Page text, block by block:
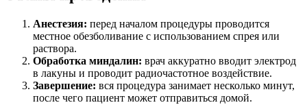
Анестезия: перед началом процедуры проводится
местное обезболивание с использованием спрея или
раствора.
Обработка миндалин: врач аккуратно вводит электрод
в лакуны и проводит радиочастотное воздействие.
Завершение: вся процедура занимает несколько минут,
после чего пациент может отправиться домой.